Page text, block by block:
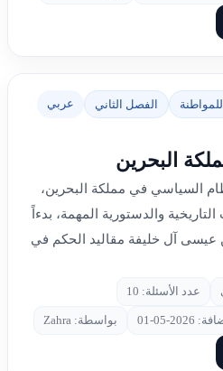
للمواطنة الفصل الثاني عربي
البحرين
السياسي في مملكة البحرين،
والدستورية المهمة، بدءاً
عيسى آل خليفة مقاليد الحكم في
عدد الأسئلة: 10
05-01 بواسطة: Zahra